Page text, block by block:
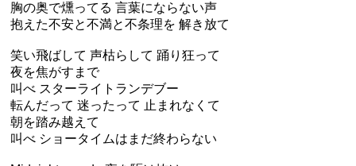
胸の奥で燻ってる 言葉にならない声
抱えた不安と不満と不条理を 解き放て
笑い飛ばして 声枯らして 踊り狂って
夜を焦がすまで
叫べ スターライトランデブー
転んだって 迷ったって 止まれなくて
朝を踏み越えて
叫べ ショータイムはまだ終わらない